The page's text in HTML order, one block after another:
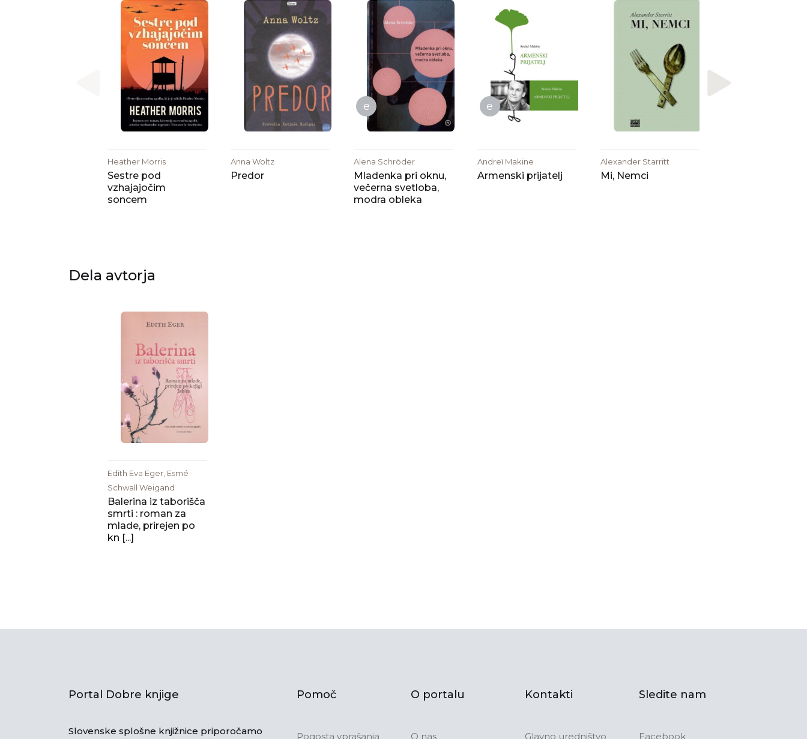
Heather Morris
Sestre pod
vzhajajočim
soncem
Anna Woltz
Predor
e
Alena Schröder
Mladenka pri oknu,
večerna svetloba,
modra obleka
e
Andreï Makine
Armenski prijatelj
Alexander Starritt
Mi, Nemci
Dela avtorja
Edith Eva Eger, Esmé
Schwall Weigand
Balerina iz taborišča
smrti : roman za
mlade, prirejen po
kn [...]
Portal Dobre knjige
Slovenske splošne knjižnice priporočamo
Pomoč
Pogosta vprašanja
O portalu
O nas
Kontakti
Glavno uredništvo
Sledite nam
Facebook